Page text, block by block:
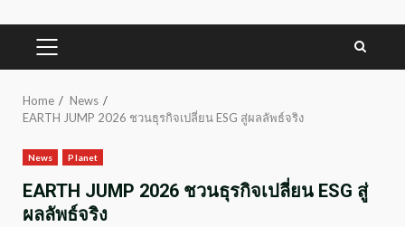
PRIMARY
Home
News
EARTH JUMP 2026 ชวนธุรกิจเปลี่ยน ESG สู่ผลลัพธ์จริง
News Planet
EARTH JUMP 2026 ชวนธุรกิจเปลี่ยน ESG สู่
ผลลัพธ์จริง